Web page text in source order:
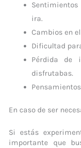
ira.
Cambios en
Dificultad
Pérdida de
disfrutabas.
En caso de ser
Si estás
importante que